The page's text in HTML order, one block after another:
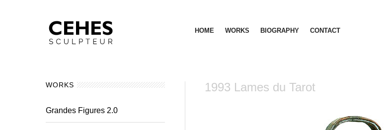
HOME WORKS BIOGRAPHY CONTACT
1993 Lames du Tarot
WORKS
Grandes Figures 2.0